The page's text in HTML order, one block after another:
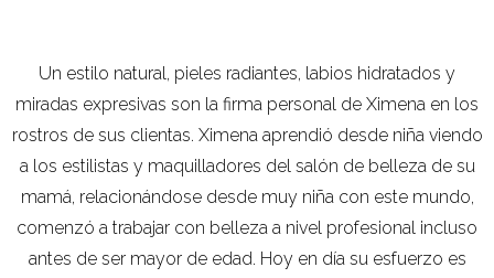
Un estilo natural, pieles radiantes, labios hidratados y
miradas expresivas son la firma personal de Ximena en los
rostros de sus clientas. Ximena aprendió desde niña viendo
a los estilistas y maquilladores del salón de belleza de su
mamá, relacionándose desde muy niña con este mundo,
comenzó a trabajar con belleza a nivel profesional incluso
antes de ser mayor de edad. Hoy en día su esfuerzo es